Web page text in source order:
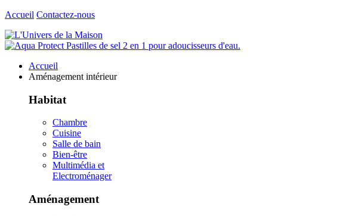
Accueil Contactez-nous
Accueil
Aménagement intérieur
Habitat
Chambre
Cuisine
Salle de bain
Bien-être
Multimédia et
Electroménager
Aménagement